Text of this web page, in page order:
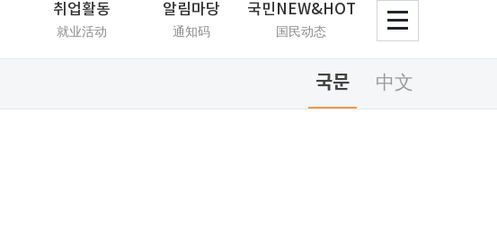
취업활동
就业活动
알림마당
通知码
국민NEW&HOT
国民动态
국문 中文